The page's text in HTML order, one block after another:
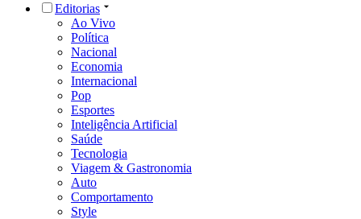
Editorias
Ao Vivo
Política
Nacional
Economia
Internacional
Pop
Esportes
Inteligência Artificial
Saúde
Tecnologia
Viagem & Gastronomia
Auto
Comportamento
Style